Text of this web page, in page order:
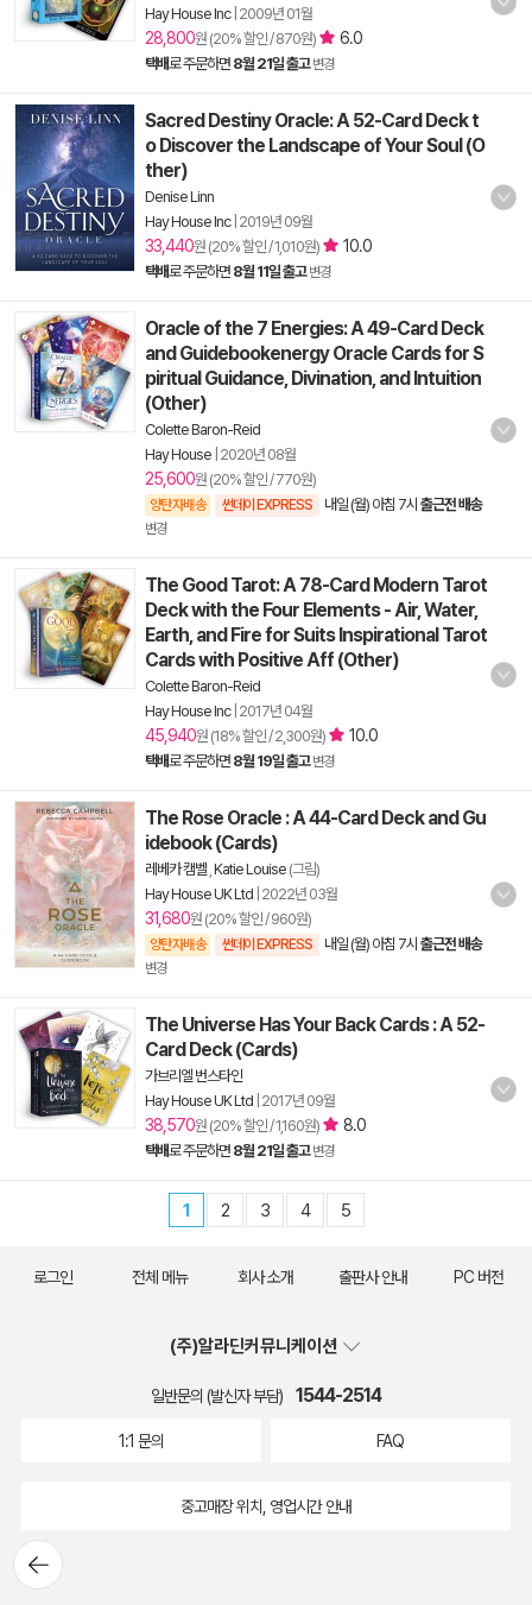
Hay House Inc| 2009년 01월
28,800원 (20% 할인 / 870원) 6.0
택배로 주문하면 8월 21일 출고 변경
Sacred Destiny Oracle: A 52-Card Deck t
o Discover the Landscape of Your Soul (O
ther)
Denise Linn
Hay House Inc| 2019년 09월
33,440원 (20% 할인 / 1,010원) 10.0
택배로 주문하면 8월 11일 출고 변경
Oracle of the 7 Energies: A 49-Card Deck
and Guidebookenergy Oracle Cards for S
piritual Guidance, Divination, and Intuition
(Other)
Colette Baron-Reid
Hay House 2020년 08월
25,600원 (20% 할인 / 770원)
양탄자배송 썬데이 EXPRESS 내일 (월) 아침 7시 출근전 배송
변경
The Good Tarot: A 78-Card Modern Tarot
Deck with the Four Elements - Air, Water,
Earth, and Fire for Suits Inspirational Tarot
Cards with Positive Aff (Other)
Colette Baron-Reid
Hay House Inc| 2017년 04월
45,940원 (18% 할인 / 2,300원) 10.0
택배로 주문하면 8월 19일 출고 변경
The Rose Oracle : A 44-Card Deck and Gu
idebook (Cards)
레베카 캠벨 Katie Louise (그림)
Hay House UK Ltd 2022년 03월
31,680원 (20% 할인 / 960원)
양탄자배송 썬데이 EXPRESS 내일 (월) 아침 7시 출근전 배송
변경
The Universe Has Your Back Cards : A 52-
Card Deck (Cards)
가브리엘 번스타인
Hay House UK Ltd 2017년 09월
38,570원 (20% 할인 / 1,160원) 8.0
택배로 주문하면 8월 21일 출고 변경
1 2 3 4 5
뒤로가
기
로그인 전체 메뉴 회사 소개 출판사 안내 PC 버전
(주)알라딘커뮤니케이션
일반문의 (발신자 부담) 1544-2514
1:1 문의 FAQ
중고매장 위치, 영업시간 안내